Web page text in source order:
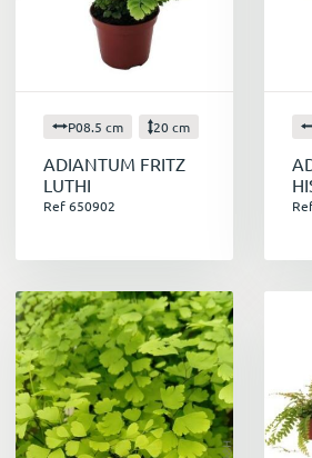
P08.5 cm 20 cm
ADIANTUM FRITZ
LUTHI
Ref 650902